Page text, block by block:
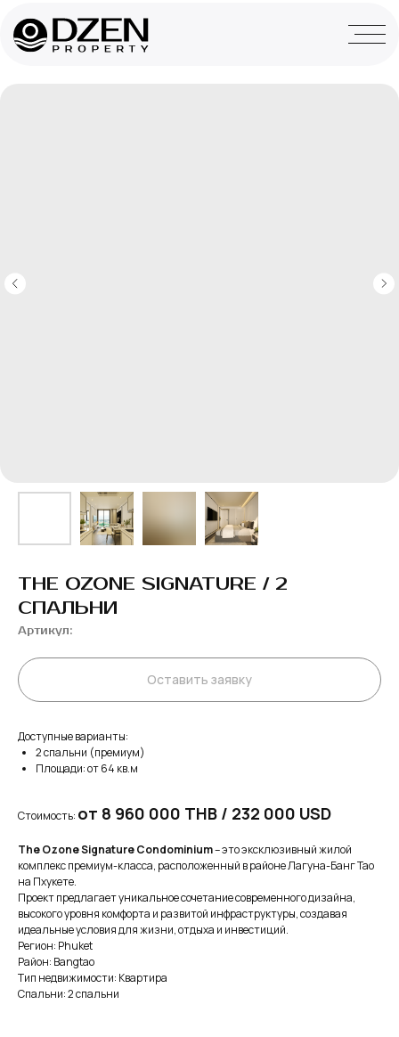
назад
THE OZONE SIGNATURE / 2
СПАЛЬНИ
Артикул:
Оставить заявку
Доступные варианты:
2 спальни (премиум)
Площади: от 64 кв.м
Стоимость: от 8 960 000 THB / 232 000 USD
The Ozone Signature Condominium– это эксклюзивный жилой
комплекс премиум-класса, расположенный в районе Лагуна-Банг Тао
на Пхукете.
Проект предлагает уникальное сочетание современного дизайна,
высокого уровня комфорта и развитой инфраструктуры, создавая
идеальные условия для жизни, отдыха и инвестиций.
Регион: Phuket
Район: Bangtao
Тип недвижимости: Квартира
Спальни: 2 спальни